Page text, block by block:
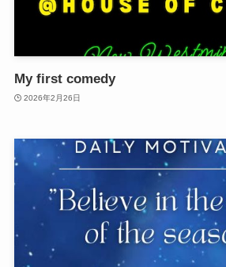
My first comedy
2026年2月26日